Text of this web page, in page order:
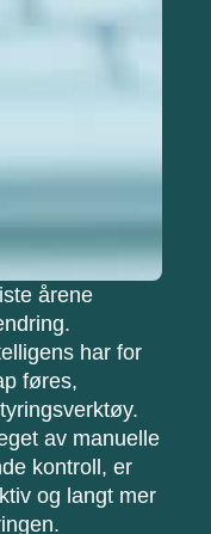
årene
har for
føres,
av manuelle
kontroll, er
og langt mer